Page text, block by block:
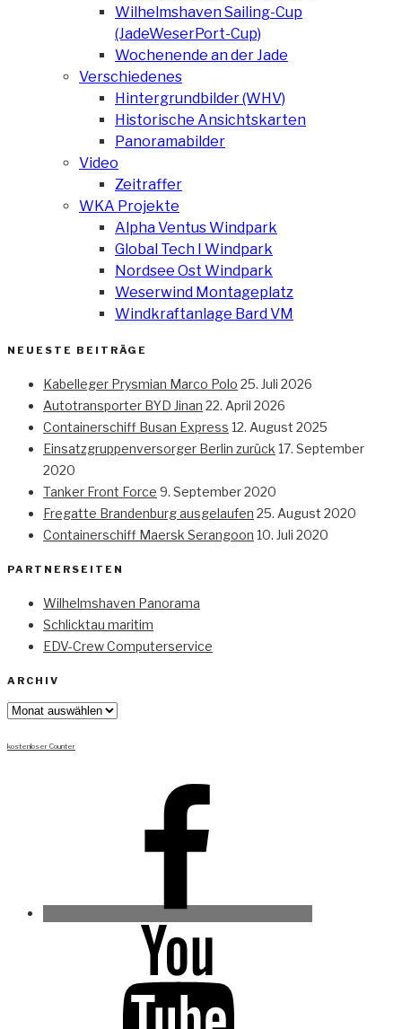
Wilhelmshaven Sailing-Cup
(JadeWeserPort-Cup)
Wochenende an der Jade
Verschiedenes
Hintergrundbilder (WHV)
Historische Ansichtskarten
Panoramabilder
Video
Zeitraffer
WKA Projekte
Alpha Ventus Windpark
Global Tech I Windpark
Nordsee Ost Windpark
Weserwind Montageplatz
Windkraftanlage Bard VM
NEUESTE BEITRÄGE
Kabelleger Prysmian Marco Polo 25. Juli 2026
Autotransporter BYD Jinan 22. April 2026
Containerschiff Busan Express 12. August 2025
Einsatzgruppenversorger Berlin zurück 17. September
2020
Tanker Front Force 9. September 2020
Fregatte Brandenburg ausgelaufen 25. August 2020
Containerschiff Maersk Serangoon 10. Juli 2020
PARTNERSEITEN
Wilhelmshaven Panorama
Schlicktau maritim
EDV-Crew Computerservice
ARCHIV
Archiv
kostenloser Counter